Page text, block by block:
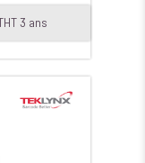
3 ans